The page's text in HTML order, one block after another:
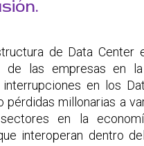
de Data Center
de las empresas en
en los
pérdidas millonarias a
en la
interoperan dentro